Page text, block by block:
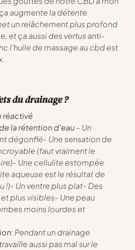
augmente la détente
un relâchement plus profond
et ça aussi des vertus anti-
l’huile de massage au cbd est
du drainage ?
réactivé
la rétention d’eau– Un
dégonflé- Une sensation de
(faut vraiment le
Une cellulite estompée
aqueuse est le résultat de
!)- Un ventre plus plat- Des
plus visibles- Une peau
moins lourdes et
: Pendant un drainage
aussi pas mal sur le